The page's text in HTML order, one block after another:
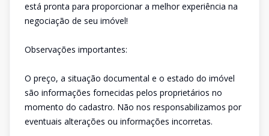
está pronta para proporcionar a melhor experiência na
negociação de seu imóvel!
Observações importantes:
O preço, a situação documental e o estado do imóvel
são informações fornecidas pelos proprietários no
momento do cadastro. Não nos responsabilizamos por
eventuais alterações ou informações incorretas.